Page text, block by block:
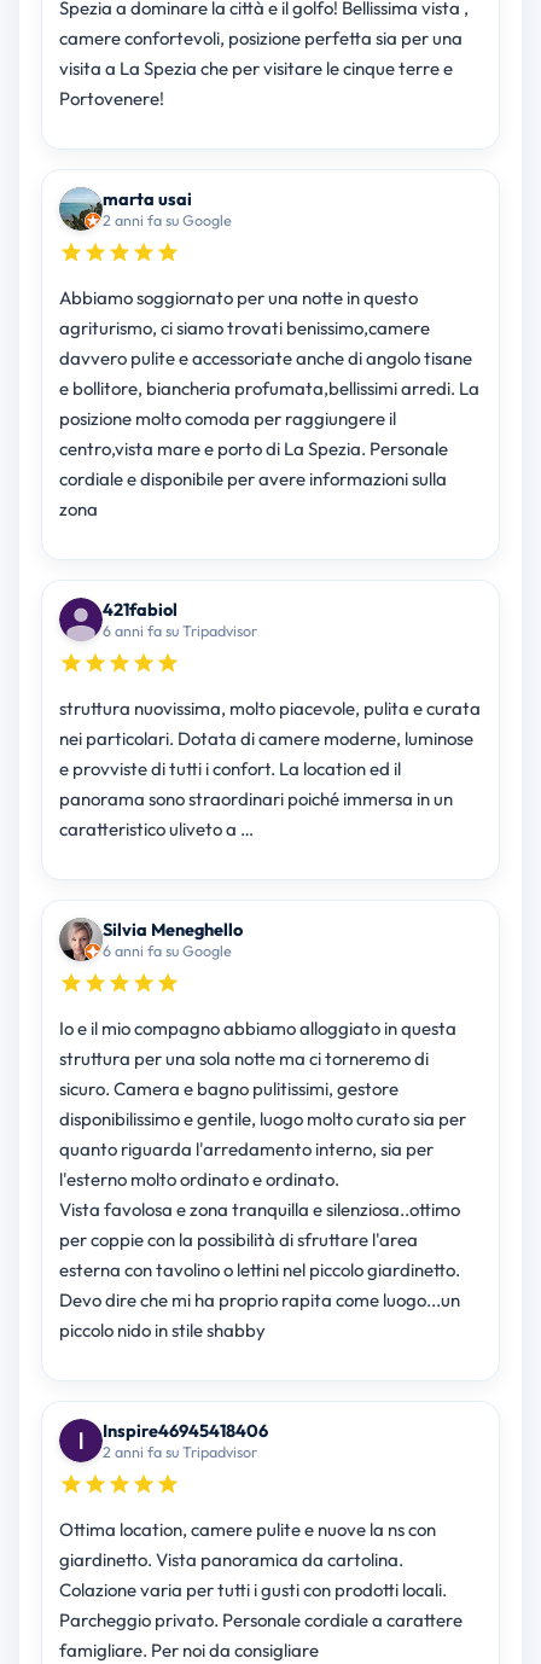
Spezia a dominare la città e il golfo! Bellissima vista ,
camere confortevoli, posizione perfetta sia per una
visita a La Spezia che per visitare le cinque terre e
Portovenere!
marta usai
2 anni fa su Google
Abbiamo soggiornato per una notte in questo
agriturismo, ci siamo trovati benissimo,camere
davvero pulite e accessoriate anche di angolo tisane
e bollitore, biancheria profumata,bellissimi arredi. La
posizione molto comoda per raggiungere il
centro,vista mare e porto di La Spezia. Personale
cordiale e disponibile per avere informazioni sulla
zona
421fabiol
6 anni fa su Tripadvisor
struttura nuovissima, molto piacevole, pulita e curata
nei particolari. Dotata di camere moderne, luminose
e provviste di tutti i confort. La location ed il
panorama sono straordinari poiché immersa in un
caratteristico uliveto a …
Silvia Meneghello
6 anni fa su Google
Io e il mio compagno abbiamo alloggiato in questa
struttura per una sola notte ma ci torneremo di
sicuro. Camera e bagno pulitissimi, gestore
disponibilissimo e gentile, luogo molto curato sia per
quanto riguarda l'arredamento interno, sia per
l'esterno molto ordinato e ordinato.
Vista favolosa e zona tranquilla e silenziosa..ottimo
per coppie con la possibilità di sfruttare l'area
esterna con tavolino o lettini nel piccolo giardinetto.
Devo dire che mi ha proprio rapita come luogo...un
piccolo nido in stile shabby
Inspire46945418406
2 anni fa su Tripadvisor
Ottima location, camere pulite e nuove la ns con
giardinetto. Vista panoramica da cartolina.
Colazione varia per tutti i gusti con prodotti locali.
Parcheggio privato. Personale cordiale a carattere
famigliare. Per noi da consigliare